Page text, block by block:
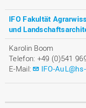
IFO Fakultät
und
Karolin Boom
Telefon: +49 (0)541
E-Mail:
IFO-